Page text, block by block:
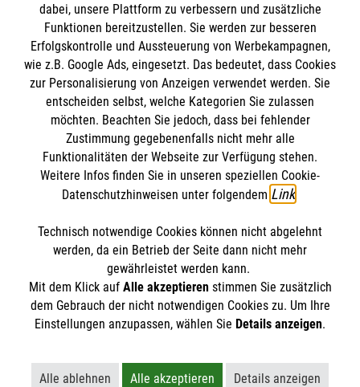
STORIES
HILFREICH
ENGAGEMENT
FINDE DEIN ENGAGEMENT
Bewerte diesen Artikel
Themenübersicht Über diesen Hub
Kontakt Impressum
Datenschutz Malteser.de
dabei, unsere Plattform zu verbessern und zusätzliche
Funktionen bereitzustellen. Sie werden zur besseren
Erfolgskontrolle und Aussteuerung von Werbekampagnen,
wie z.B. Google Ads, eingesetzt. Das bedeutet, dass Cookies
zur Personalisierung von Anzeigen verwendet werden. Sie
entscheiden selbst, welche Kategorien Sie zulassen
möchten. Beachten Sie jedoch, dass bei fehlender
Zustimmung gegebenenfalls nicht mehr alle
Funktionalitäten der Webseite zur Verfügung stehen.
Weitere Infos finden Sie in unseren speziellen Cookie-
Datenschutzhinweisen unter folgendem Link
Technisch notwendige Cookies können nicht abgelehnt
werden, da ein Betrieb der Seite dann nicht mehr
gewährleistet werden kann.
Mit dem Klick auf Alle akzeptierenstimmen Sie zusätzlich
dem Gebrauch der nicht notwendigen Cookies zu. Um Ihre
Einstellungen anzupassen, wählen Sie Details anzeigen.
Alle ablehnen
Alle akzeptieren
Details anzeigen